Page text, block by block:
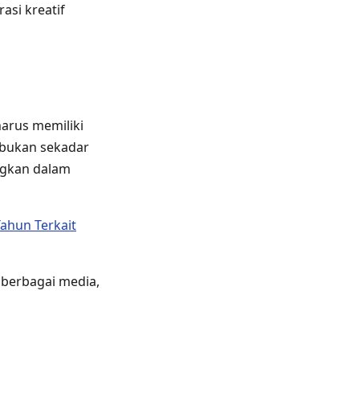
kreatif
memiliki
sekadar
dalam
Terkait
media,